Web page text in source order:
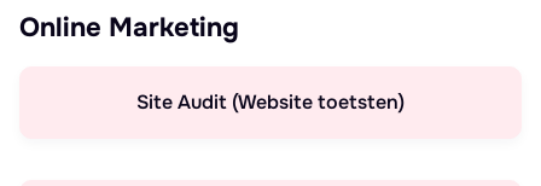
Online Marketing
Site Audit (Website toetsten)